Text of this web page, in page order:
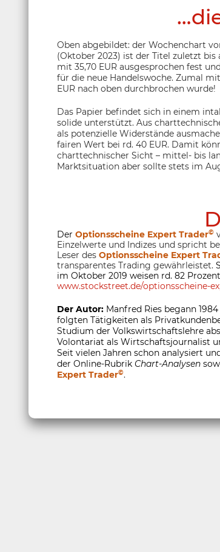
Oben abgebildet: der Wochenchart
(Oktober 2023) ist der Titel zuletzt bis
mit 35,70 EUR ausgesprochen fest
für die neue Handelswoche. Zumal
EUR nach oben durchbrochen wurde!
Das Papier befindet sich in einem
solide unterstützt. Aus
als potenzielle Widerstände
fairen Wert bei rd. 40 EUR. Damit
charttechnischer Sicht – mittel- bis
Marktsituation aber sollte stets im
Der Optionsscheine Expert Trader©
Einzelwerte und Indizes und spricht
Leser des Optionsscheine Expert
transparentes Trading gewährleistet.
im Oktober 2019 weisen rd. 82
www.stockstreet.de/optionsscheine-
Der Autor: Manfred Ries begann
folgten Tätigkeiten als
Studium der Volkswirtschaftslehre
Volontariat als Wirtschaftsjournalist
Seit vielen Jahren schon analysiert
der Online-Rubrik Chart-Analysen
Expert Trader©.